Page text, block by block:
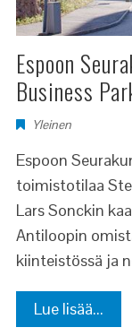
Espoon
Business
Yleinen
Espoon
toimistotilaa
Lars Sonckin
Antiloopin
kiinteistössä ja
Lue lisää...